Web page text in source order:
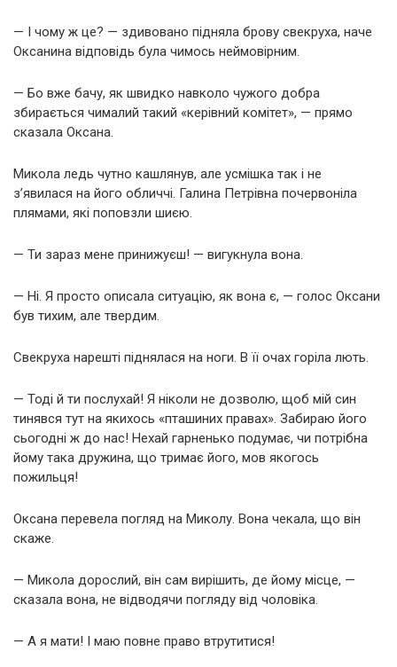
— І чому ж це? — здивовано підняла брову свекруха, наче
Оксанина відповідь була чимось неймовірним.
— Бо вже бачу, як швидко навколо чужого добра
збирається чималий такий «керівний комітет», — прямо
сказала Оксана.
Микола ледь чутно кашлянув, але усмішка так і не
з’явилася на його обличчі. Галина Петрівна почервоніла
плямами, які поповзли шиєю.
— Ти зараз мене принижуєш! — вигукнула вона.
— Ні. Я просто описала ситуацію, як вона є, — голос Оксани
був тихим, але твердим.
Свекруха нарешті піднялася на ноги. В її очах горіла лють.
— Тоді й ти послухай! Я ніколи не дозволю, щоб мій син
тинявся тут на якихось «пташиних правах». Забираю його
сьогодні ж до нас! Нехай гарненько подумає, чи потрібна
йому така дружина, що тримає його, мов якогось
пожильця!
Оксана перевела погляд на Миколу. Вона чекала, що він
скаже.
— Микола дорослий, він сам вирішить, де йому місце, —
сказала вона, не відводячи погляду від чоловіка.
— А я мати! І маю повне право втрутитися!